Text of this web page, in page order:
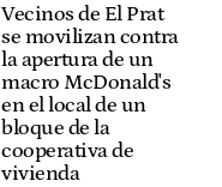
Vecinos de El Prat
se movilizan contra
la apertura de un
macro McDonald's
en el local de un
bloque de la
cooperativa de
vivienda